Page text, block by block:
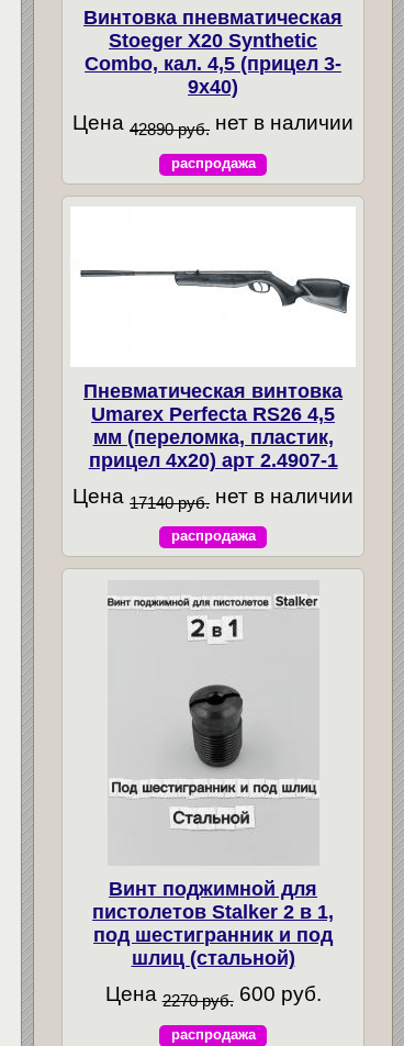
Винтовка пневматическая
Stoeger X20 Synthetic
Combo, кал. 4,5 (прицел 3-
9х40)
Цена 42890 руб. нет в наличии
распродажа
Пневматическая винтовка
Umarex Perfecta RS26 4,5
мм (переломка, пластик,
прицел 4x20) арт 2.4907-1
Цена 17140 руб. нет в наличии
распродажа
Винт поджимной для
пистолетов Stalker 2 в 1,
под шестигранник и под
шлиц (стальной)
Цена 2270 руб. 600 руб.
распродажа